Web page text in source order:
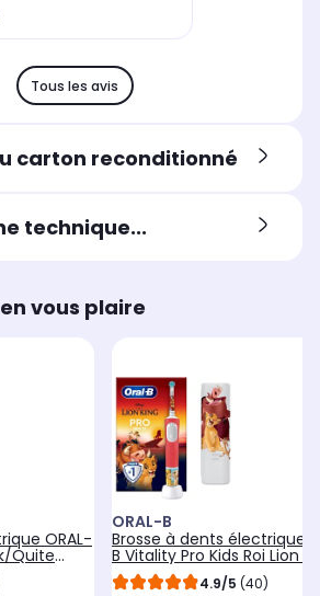
Tous les avis
carton reconditionné
technique...
vous plaire
ORAL-
Quite
ORAL-B
Brosse à dents électrique
B Vitality Pro Kids Roi Lion
de voyage 4.9/5 (40)